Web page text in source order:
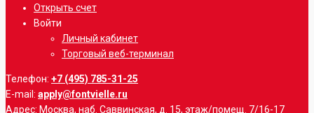
Открыть счет
Войти
Личный кабинет
Торговый веб-терминал
Телефон: +7 (495) 785-31-25
E-mail: apply@fontvielle.ru
Адрес: Москва, наб. Саввинская, д. 15, этаж/помещ. 7/16-17